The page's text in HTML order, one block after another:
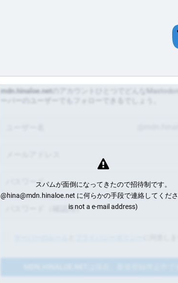
mdn.hinaloe.net のアカウントひとつでどんな
ーバーのユーザーでもフォローできるでしょう。
スパムが面倒になってきたので招待制です。
@hina@mdn.hinaloe.net に何らかの手段で連絡してくだ
is not a e-mail address)